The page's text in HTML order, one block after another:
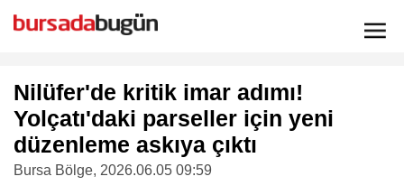
Nilüfer'de kritik imar adımı!
Yolçatı'daki parseller için yeni
düzenleme askıya çıktı
Bursa Bölge, 2026.06.05 09:59